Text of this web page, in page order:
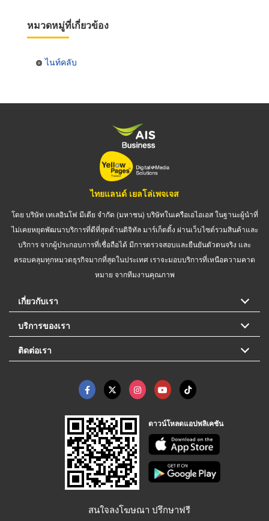
หมวดหมู่ที่เกี่ยวข้อง
ไนท์คลับ
ไทยแลนด์ เยลโล่เพจเจส
โดย บริษัท เทเลอินโฟ มีเดีย จำกัด (มหาชน) บริษัทในเครือเอไอเอส ในฐานะผู้นำที่
ไม่เคยหยุดพัฒนาบริการที่ดีที่สุดด้านดิจิทัล มาร์เก็ตติ้ง ผ่านเว็บไซต์รวมสินค้าและ
บริการ จากผู้ประกอบการที่เชื่อถือได้ มีการตรวจสอบและยืนยันตัวตนจริง และ
ครอบคลุมทุกหมวดธุรกิจมากที่สุดในประเทศ เราจะมอบบริการที่เหนือความคาด
หมาย จากทีมงานคุณภาพ
เกี่ยวกับเรา
บริการของเรา
ติดต่อเรา
ดาวน์โหลดแอปพลิเคชัน
สนใจลงโฆษณา ปรึกษาฟรี